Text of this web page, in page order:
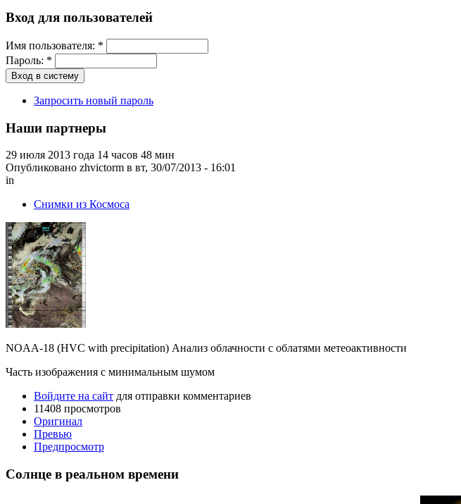
Вход для пользователей
Имя пользователя: *
Пароль: *
Запросить новый пароль
Наши партнеры
29 июля 2013 года 14 часов 48 мин
Опубликовано zhvictorm в вт, 30/07/2013 - 16:01
in
Снимки из Космоса
NOAA-18 (HVC with precipitation) Анализ облачности с облатями метеоактивности
Часть изображения с минимальным шумом
Войдите на сайт для отправки комментариев
11408 просмотров
Оригинал
Превью
Предпросмотр
Солнце в реальном времени